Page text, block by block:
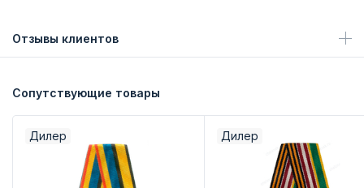
Отзывы клиентов
Сопутствующие товары
Дилер Дилер